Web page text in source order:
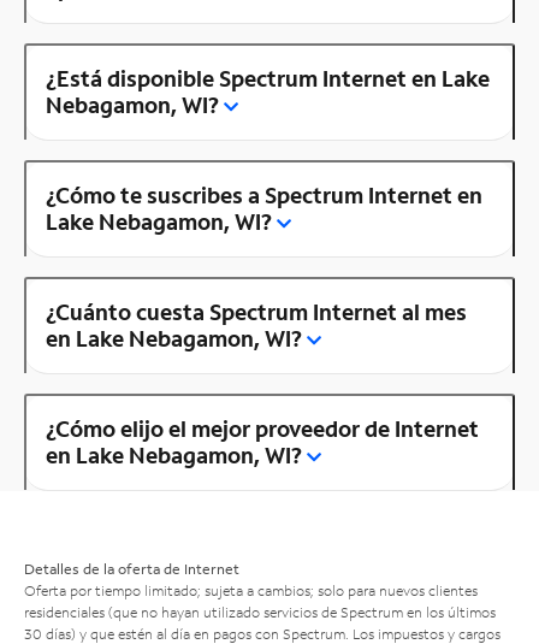
¿Está disponible Spectrum Internet en Lake
Nebagamon, WI?
¿Cómo te suscribes a Spectrum Internet en
Lake Nebagamon, WI?
¿Cuánto cuesta Spectrum Internet al mes
en Lake Nebagamon, WI?
¿Cómo elijo el mejor proveedor de Internet
en Lake Nebagamon, WI?
Detalles de la oferta de Internet
Oferta por tiempo limitado; sujeta a cambios; solo para nuevos clientes
residenciales (que no hayan utilizado servicios de Spectrum en los últimos
30 días) y que estén al día en pagos con Spectrum. Los impuestos y cargos